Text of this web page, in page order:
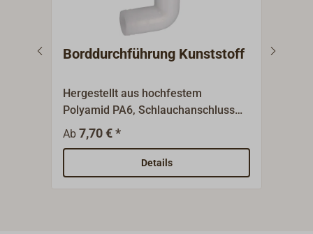
Borddurchführung Kunststoff
Hergestellt aus hochfestem
Polyamid PA6, Schlauchanschluss
mit Rohrgewinde BSP. Geeignet für
Installationen über der Wasserlinie
und im Innenbereich. Farbe: weiß.
Ab7,70 € *
Details